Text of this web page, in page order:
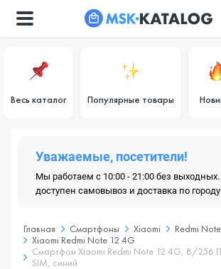
Весь каталог Популярные товары
Уважаемые, посетители!
Мы работаем с 10:00 - 21:00 без
доступен самовывоз и доставка по
Главная Смартфоны Xiaomi
Redmi Note
Xiaomi Redmi Note 12 4G
Смартфон Xiaomi Redmi Note 12 4G, 8/256
SIM, синий